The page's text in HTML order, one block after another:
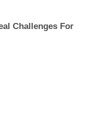
Challenges For